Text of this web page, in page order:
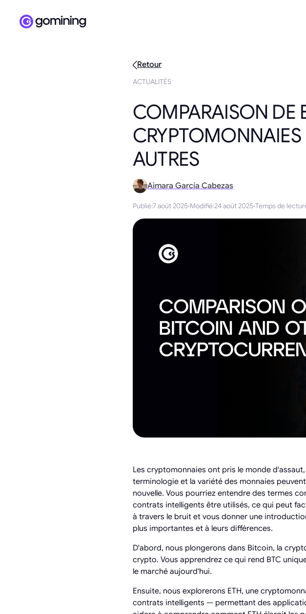
Retour
ACTUALITÉS
COMPARAISON DE
CRYPTOMONNAIES
AUTRES
Aimara García Cabezas
Publié:7 août 2025·Modifié:24 août 2025·Temps de
Les cryptomonnaies ont pris le monde
terminologie et la variété des monnaies
nouvelle. Vous pourriez entendre des termes
contrats intelligents être utilisés, ce qui peut
à travers le bruit et vous donner une
plus importantes et à leurs différences.
D'abord, nous plongerons dans Bitcoin, la
crypto. Vous apprendrez ce qui rend BTC
le marché aujourd'hui.
Ensuite, nous explorerons ETH, une
contrats intelligents — permettant des